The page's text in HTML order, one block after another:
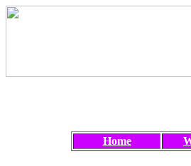
Home